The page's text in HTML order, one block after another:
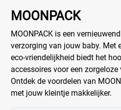
MOONPACK
MOONPACK is een
verzorging van jouw baby. Met
eco-vriendelijkheid biedt het
accessoires voor een
Ontdek de voordelen van
met jouw kleintje makkelijker.